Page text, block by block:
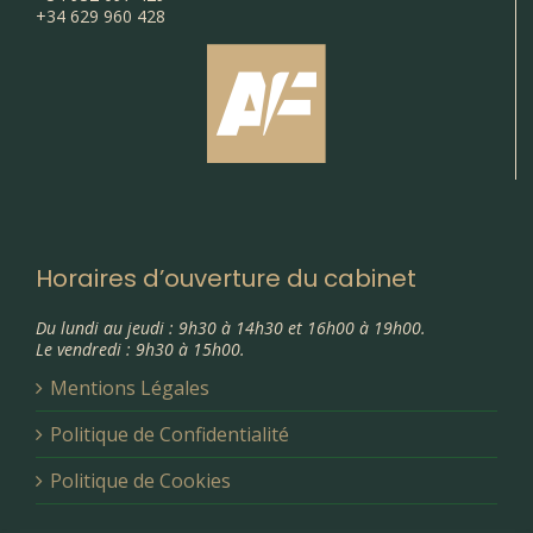
+34 629 960 428
Horaires d’ouverture du cabinet
Du lundi au jeudi : 9h30 à 14h30 et 16h00 à 19h00.
Le vendredi : 9h30 à 15h00.
Mentions Légales
Politique de Confidentialité
Politique de Cookies